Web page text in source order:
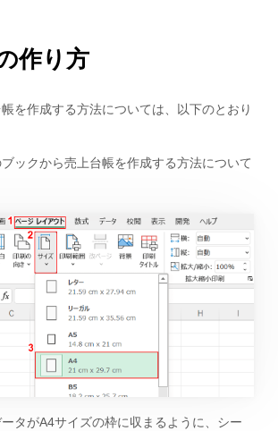
作り方
を作成する方法については、以下のとおり
ックから売上台帳を作成する方法について
タがA4サイズの枠に収まるように、シー